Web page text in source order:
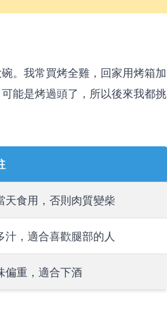
。我常買烤全雞，回家用烤箱加
能是烤過頭了，所以後來我都挑
天食用，否則肉質變柴
汁，適合喜歡腿部的人
偏重，適合下酒